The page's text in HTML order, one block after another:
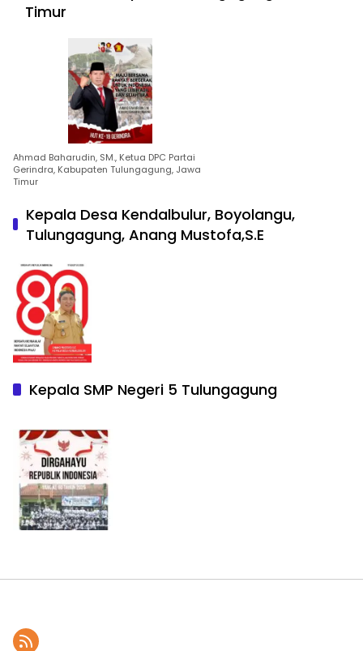
Timur
Ahmad Baharudin, SM., Ketua DPC Partai
Gerindra, Kabupaten Tulungagung, Jawa
Timur
Kepala Desa Kendalbulur, Boyolangu,
Tulungagung, Anang Mustofa,S.E
Kepala SMP Negeri 5 Tulungagung